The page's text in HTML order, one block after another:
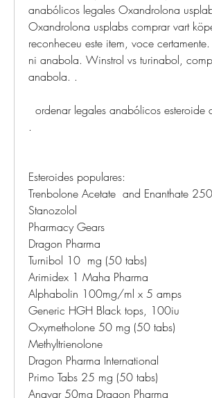
anabólicos legales Oxandrolona
Oxandrolona usplabs comprar vart
reconheceu este item, voce
ni anabola. Winstrol vs turinabol,
anabola. .
ordenar legales anabólicos esteroide
.
Esteroides populares:
Trenbolone Acetate  and Enanthate
Stanozolol
Pharmacy Gears
Dragon Pharma
Turnibol 10  mg (50 tabs)
Arimidex 1 Maha Pharma
Alphabolin 100mg/ml x 5 amps
Generic HGH Black tops, 100iu
Oxymetholone 50 mg (50 tabs)
Methyltrienolone
Dragon Pharma International
Primo Tabs 25 mg (50 tabs)
Anavar 50mg Dragon Pharma